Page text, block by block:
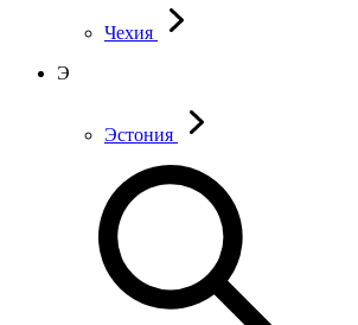
Чехия
Э
Эстония